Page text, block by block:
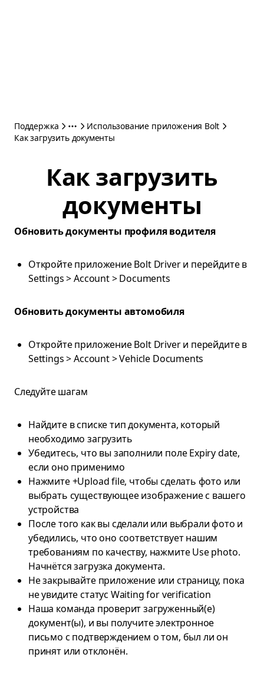
Поддержка
Использование приложения Bolt
Как загрузить документы
Как загрузить
документы
Обновить документы профиля водителя
Откройте приложение Bolt Driver и перейдите в
Settings > Account > Documents
Обновить документы автомобиля
Откройте приложение Bolt Driver и перейдите в
Settings > Account > Vehicle Documents
Следуйте шагам
Найдите в списке тип документа, который
необходимо загрузить
Убедитесь, что вы заполнили поле Expiry date,
если оно применимо
Нажмите +Upload file, чтобы сделать фото или
выбрать существующее изображение с вашего
устройства
После того как вы сделали или выбрали фото и
убедились, что оно соответствует нашим
требованиям по качеству, нажмите Use photo.
Начнётся загрузка документа.
Не закрывайте приложение или страницу, пока
не увидите статус Waiting for verification
Наша команда проверит загруженный(е)
документ(ы), и вы получите электронное
письмо с подтверждением о том, был ли он
принят или отклонён.